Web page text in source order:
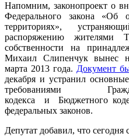
Напомним, законопроект о
Федерального закона «Об
территориях»,
распоряжению жителями
собственности на
Михаил Слипенчук вынес
марта 2013 года. Документ
декабря и устранил
требованиями
кодекса и Бюджетного
федеральных законов.
Депутат добавил, что сегодня